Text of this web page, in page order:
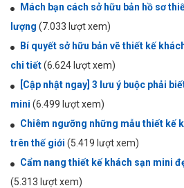
Mách bạn cách sở hữu bản hồ sơ
lượng (7.033 lượt xem)
Bí quyết sở hữu bản vẽ thiết kế
chi tiết(6.624 lượt xem)
[Cập nhật ngay] 3 lưu ý buộc phải
mini (6.499 lượt xem)
Chiêm ngưỡng những mẫu thiết kế
trên thế giới (5.419 lượt xem)
Cẩm nang thiết kế khách sạn mini
(5.313 lượt xem)